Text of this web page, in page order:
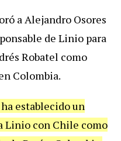
a Alejandro Osores
de Linio para
Robatel como
Colombia.
establecido un
Linio con Chile como